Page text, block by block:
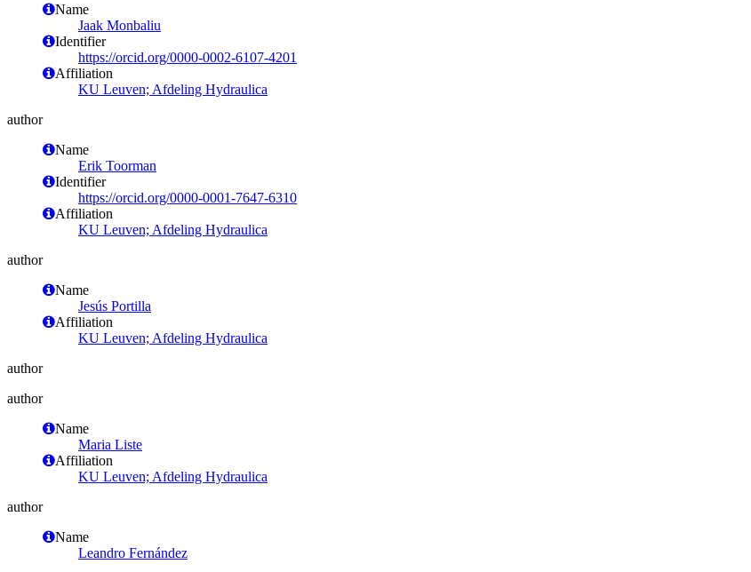
Name
Jaak Monbaliu
Identifier
https://orcid.org/0000-0002-6107-4201
Affiliation
KU Leuven; Afdeling Hydraulica
author
Name
Erik Toorman
Identifier
https://orcid.org/0000-0001-7647-6310
Affiliation
KU Leuven; Afdeling Hydraulica
author
Name
Jesús Portilla
Affiliation
KU Leuven; Afdeling Hydraulica
author
author
Name
Maria Liste
Affiliation
KU Leuven; Afdeling Hydraulica
author
Name
Leandro Fernández